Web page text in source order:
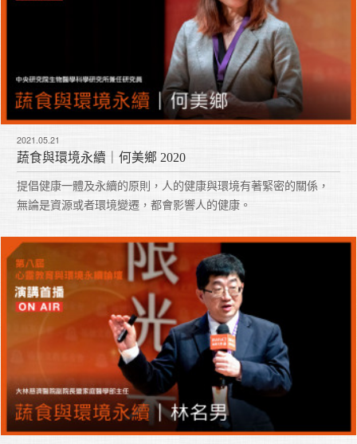
2021.05.21
蔬食與環境永續｜何美鄉 2020
提倡健康一體及永續的原則，人的健康與環境有著緊密的關係，
無論是資源或者環境變遷，都會影響人的健康。